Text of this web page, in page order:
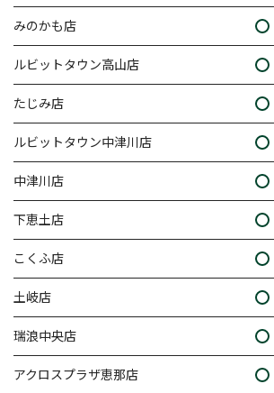
みのかも店
ルビットタウン高山店
たじみ店
ルビットタウン中津川店
中津川店
下恵土店
こくふ店
土岐店
瑞浪中央店
アクロスプラザ恵那店